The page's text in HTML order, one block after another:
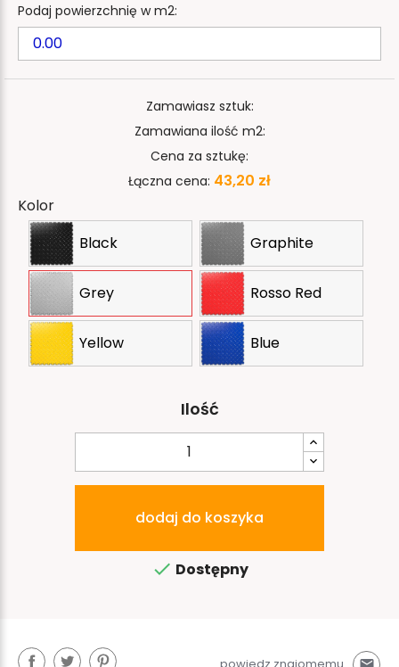
Podaj powierzchnię w m2:
Zamawiasz sztuk:
Zamawiana ilość m2:
Cena za sztukę:
Łączna cena: 43,20 zł
Kolor
Black
Graphite
Grey Rosso Red
Yellow Blue
Ilość
dodaj do koszyka
 Dostępny